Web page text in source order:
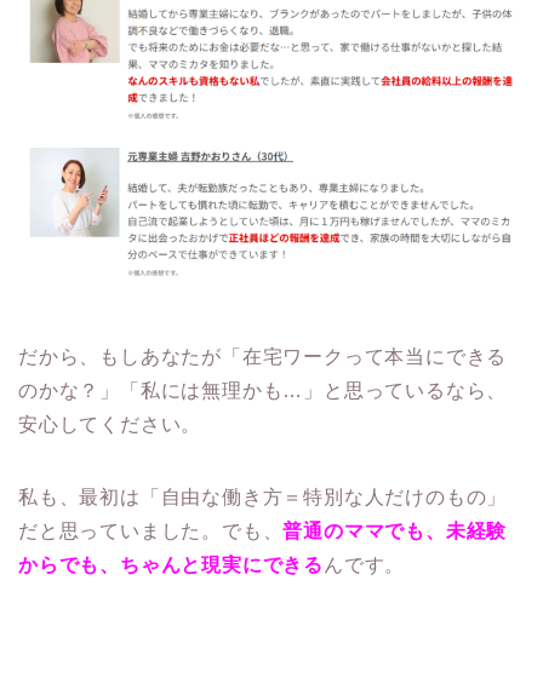
だから、もしあなたが「在宅ワークって本当にできる
のかな？」「私には無理かも…」と思っているなら、
安心してください。
私も、最初は「自由な働き方＝特別な人だけのもの」
だと思っていました。でも、普通のママでも、未経験
からでも、ちゃんと現実にできる んです。